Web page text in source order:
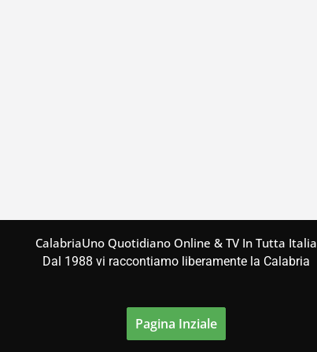
CalabriaUno Quotidiano Online & TV In Tutta Italia
Dal 1988 vi raccontiamo liberamente la Calabria
Pagina Inziale